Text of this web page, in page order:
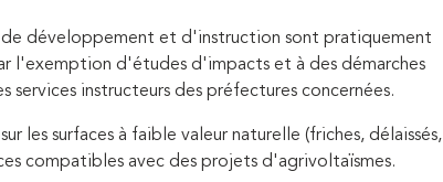
de développement et d'instruction sont pratiquement
l'exemption d'études d'impacts et à des démarches
services instructeurs des préfectures concernées.
les surfaces à faible valeur naturelle (friches, délaissés,
compatibles avec des projets d'agrivoltaïsmes.